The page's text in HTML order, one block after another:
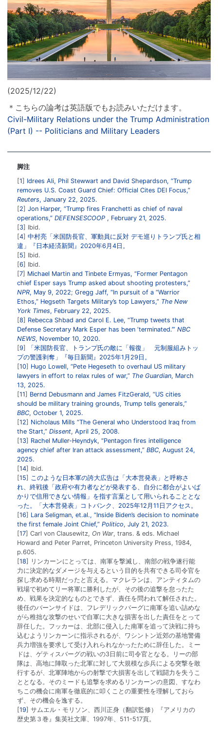
(2025/12/22)
＊こちらの論考は英語版でもお読みいただけます。
Civil-Military Relations under the Trump Administration
(Part I) -- Politicians and Military Leaders
脚注
1
Idrees Ali, Phil Stewwart and David Shepardson, “Trump
removes U.S. Coast Guard Chief: Official Cites DEI Focus,”
Reuters, January 22, 2025.
2
Jon Harper, “Trump fires Franchetti as chief of naval
operations,” DEFENSESCOOP , February 21, 2025.
3
Ibid.
4 中村亮「米国防長官、軍動員に反対 デモ巡りトランプ氏と相
違」『日本経済新聞』2020年6月4日。
5
Ibid.
6
Ibid.
7
Michael Martin and Tinbete Ermyas, “Former Pentagon
chief Esper says Trump asked about shooting protesters,”
NPR, May 9, 2022; Gregg Jaff, “In pursuit of a “Warrior
Ethos,” Hegseth Targets Military’s top Lawyers,” The New
York Times, February 22, 2025.
8
Rebecca Shbad and Carol E. Lee, “Trump tweets that
Defense Secretary Mark Esper has been ‘terminated.’” NBC
NEWS, November 10, 2020.
9
「米国防長官、トランプ氏の敵に「報復」 元制服組みトッ
プの警護剥奪」『毎日新聞』2025年1月29日。
10
Hugo Lowell, “Pete Hegeseth to overhaul US military
lawyers in effort to relax rules of war,” The Guardian, March
13, 2025.
11
Bernd Debusmann and James FitzGerald, “US cities
should be military training grounds, Trump tells generals,”
BBC, October 1, 2025.
12
Nicholaus Mills “The General who Understood Iraq from
the Start,” Dissent, April 25, 2008.
13
Rachel Muller-Heyndyk, “Pentagon fires intelligence
agency chief after Iran attack assessment,” BBC, August 24,
2025.
14
Ibid.
15
このような日本軍の誇大広告は「大本営発表」と呼称さ
れ、終戦後「政府や有力者などが発表する、自分に都合がよいば
かりで信用できない情報」を指す言葉として用いられることとな
った。「大本営発表」コトバンク、2025年12月11日アクセス。
16
Lara Seligman, et.al., “Inside Biden’s decision to nominate
the first female Joint Chief,” Politico, July 21, 2023.
17 Carl von Clausewitz, On War, trans. & eds. Michael
Howard and Peter Parret, Princeton University Press, 1984,
p.605.
18
リンカーンにとっては、南軍を撃滅し、南部の戦争遂行能
力に決定的なダメージを与えるという目的を共有できる司令官を
探し求める時期だったと言える。マクレランは、アンティタムの
戦場で初めてリー将軍に勝利したが、その後の追撃を怠ったた
め、戦果を決定的なものとできず、責任を問われて解任された。
後任のバーンサイドは、フレデリックバーグに南軍を追い詰めな
がら稚拙な攻撃のせいで自軍に大きな損害を出した責任をとって
辞任した。フッカーは、北部に侵入した南軍を追って決戦に持ち
込むようリンカーンに指示されるが、ワシントン近郊の基地警備
兵力増強を要求して受け入れられなかったために辞任した。ミー
ドは、ゲティスバーグの戦いの3日前に司令官となる。リーの部
隊は、高地に陣取った北軍に対して大規模な歩兵による突撃を敢
行するが、北軍陣地からの射撃で大損害を出して戦闘力を失うこ
ととなる。そのミードも追撃を求めるリンカーンの意図、すなわ
ちこの機会に南軍を徹底的に叩くことの重要性を理解しておら
ず、その機会を逸する。
19 サムエル・モリソン、西川正身（翻訳監修）『アメリカの
歴史第３巻』集英社文庫、1997年、511-517頁。